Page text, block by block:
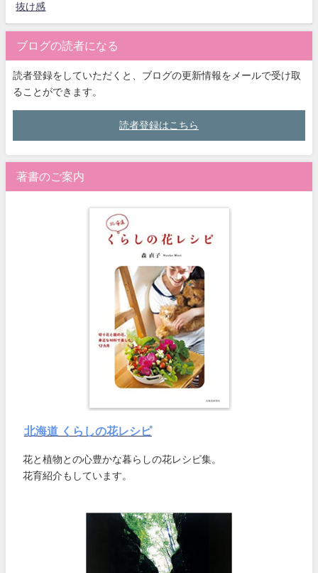
抜け感
ブログの読者になる
読者登録をしていただくと、ブログの更新情報をメールで受け取
ることができます。
読者登録はこちら
著書のご案内
北海道 くらしの花レシピ
花と植物との心豊かな暮らしの花レシピ集。
花育紹介もしています。